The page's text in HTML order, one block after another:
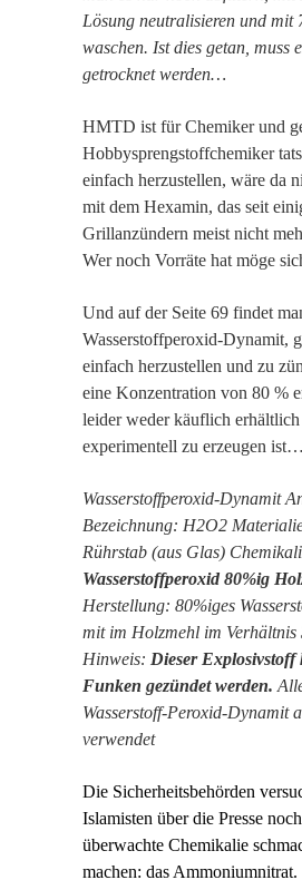
Lösung neutralisieren und mit
waschen. Ist dies getan, muss
getrocknet werden…
HMTD ist für Chemiker und
Hobbysprengstoffchemiker
einfach herzustellen, wäre da
mit dem Hexamin, das seit
Grillanzündern meist nicht
Wer noch Vorräte hat möge
Und auf der Seite 69 findet
Wasserstoffperoxid-Dynamit,
einfach herzustellen und zu
eine Konzentration von 80 %
leider weder käuflich erhältlich
experimentell zu erzeugen ist…
Wasserstoffperoxid-Dynamit
Bezeichnung: H2O2
Rührstab (aus Glas)
Wasserstoffperoxid 80%ig
Herstellung: 80%iges
mit im Holzmehl im Verhältnis
Hinweis: Dieser
Funken gezündet werden.
Wasserstoff-Peroxid-Dynamit
verwendet
Die Sicherheitsbehörden
Islamisten über die Presse
überwachte Chemikalie
machen: das Ammoniumnitrat.